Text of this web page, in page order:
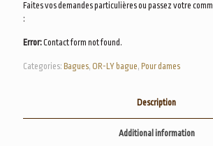
Faites vos demandes particulières ou passez votre
:
Error:Contact form not found.
Categories: Bagues, OR-LY bague, Pour dames
Description
Additional information